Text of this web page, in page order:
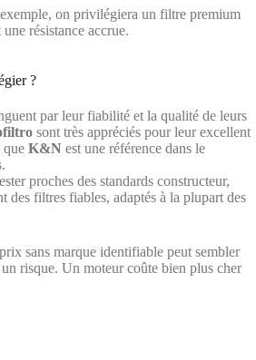
on privilégiera un filtre premium
résistance accrue.
?
par leur fiabilité et la qualité de leurs
sont très appréciés pour leur excellent
que K&N est une référence dans le
proches des standards constructeur,
des filtres fiables, adaptés à la plupart des
sans marque identifiable peut sembler
risque. Un moteur coûte bien plus cher